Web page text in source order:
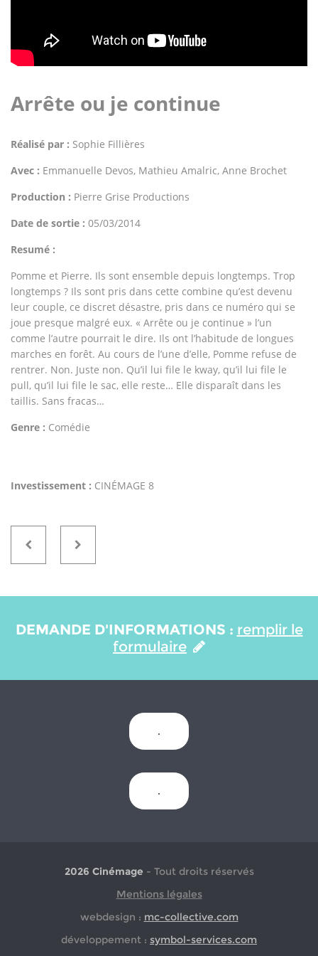
Arrête ou je continue
Réalisé par : Sophie Fillières
Avec : Emmanuelle Devos, Mathieu Amalric, Anne Brochet
Production : Pierre Grise Productions
Date de sortie : 05/03/2014
Resumé :
Pomme et Pierre. Ils sont ensemble depuis longtemps. Trop
longtemps ? Ils sont pris dans cette combine qu’est devenu
leur couple, ce discret désastre, pris dans ce numéro qui se
joue presque malgré eux. « Arrête ou je continue » l’un
comme l’autre pourrait le dire. Ils ont l’habitude de longues
marches en forêt. Au cours de l’une d’elle, Pomme refuse de
rentrer. Non. Juste non. Qu’il lui file le kway, qu’il lui file le
pull, qu’il lui file le sac, elle reste… Elle disparaît dans les
taillis. Sans fracas…
Genre : Comédie
Investissement : CINÉMAGE 8
DEMANDE D'INFORMATIONS : remplir le
formulaire
.
.
2026 Cinémage - Tout droits réservés
Mentions légales
webdesign : mc-collective.com
développement : symbol-services.com